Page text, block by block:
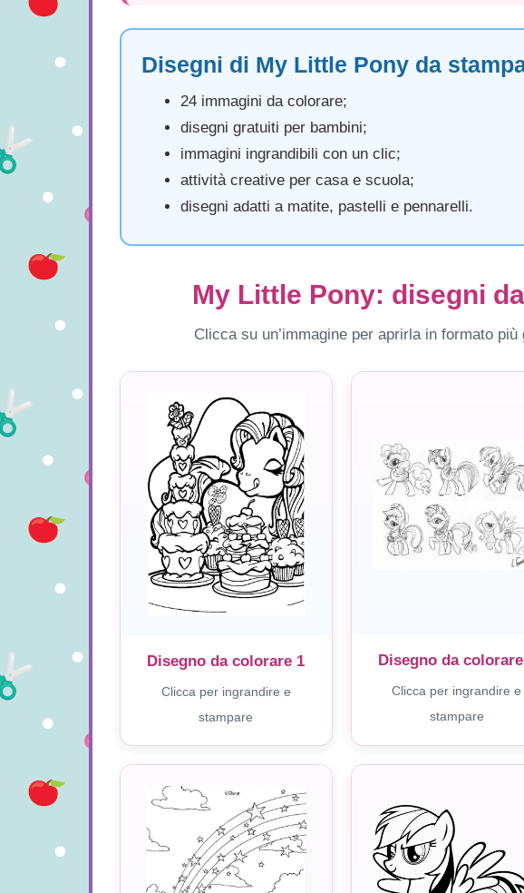
Disegni di My Little Pony da
24 immagini da colorare;
disegni gratuiti per bambini;
immagini ingrandibili con un clic;
attività creative per casa e scuola;
disegni adatti a matite, pastelli e pennarelli.
My Little Pony: disegni
Clicca su un’immagine per aprirla in formato
Disegno da colorare 1
Clicca per ingrandire e
stampare
Disegno da
Clicca per ingrandire e
stampare